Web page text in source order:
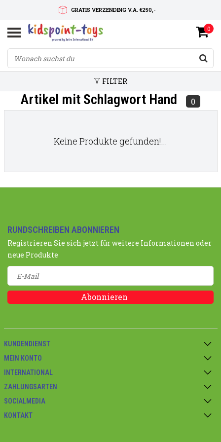
GRATIS VERZENDING V.A. €250,-
SNELLE LEVERTIJD
SERVICE OP MAAT
0
FILTER
Artikel mit Schlagwort Hand 0
Keine Produkte gefunden!...
RUNDSCHREIBEN ABONNIEREN
Registrieren Sie sich jetzt für weitere Informationen oder
neue Produkte
Abonnieren
KUNDENDIENST
MEIN KONTO
INTERNATIONAL
ZAHLUNGSARTEN
SOCIALMEDIA
KONTAKT